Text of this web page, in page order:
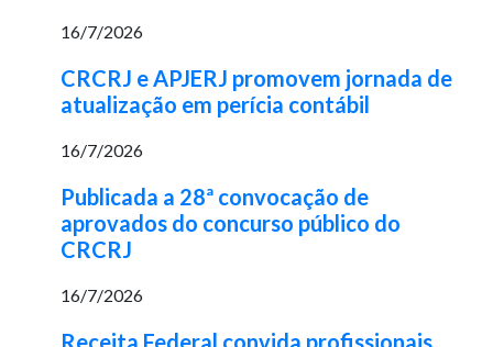
16/7/2026
CRCRJ e APJERJ promovem jornada de
atualização em perícia contábil
16/7/2026
Publicada a 28ª convocação de
aprovados do concurso público do
CRCRJ
16/7/2026
Receita Federal convida profissionais